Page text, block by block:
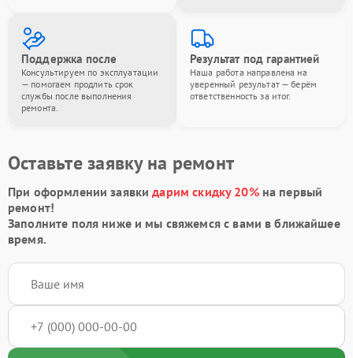
Поддержка после
Консультируем по эксплуатации
— помогаем продлить срок
службы после выполнения
ремонта.
Результат под гарантией
Наша работа направлена на
уверенный результат — берём
ответственность за итог.
Оставьте заявку на ремонт
При оформлении заявкидарим скидку 20%на первый
ремонт!
Заполните поля ниже и мы свяжемся с вами в ближайшее
время.